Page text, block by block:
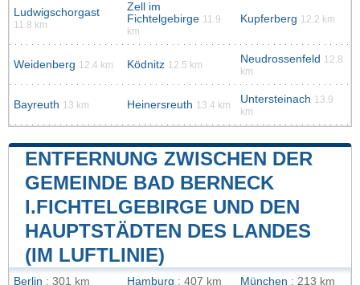
Ludwigschorgast
11.8 km
Zell im
Fichtelgebirge 11.9
km
Kupferberg 12.2 km
Weidenberg 12.4 km Ködnitz 12.5 km Neudrossenfeld 12.8
km
Bayreuth 13 km Heinersreuth 13.4 km Untersteinach 13.9
km
ENTFERNUNG ZWISCHEN DER
GEMEINDE BAD BERNECK
I.FICHTELGEBIRGE UND DEN
HAUPTSTÄDTEN DES LANDES
(IM LUFTLINIE)
Berlin : 301 km Hamburg : 407 km München : 213 km